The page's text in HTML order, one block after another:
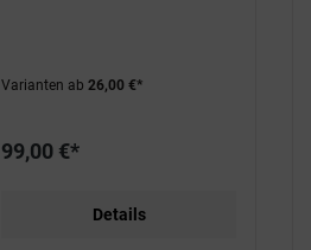
Varianten ab 26,00 €*
99,00 €*
Details